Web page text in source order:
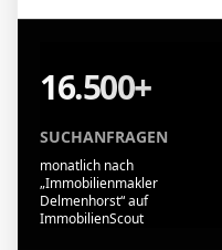
16.500+
SUCHANFRAGEN
monatlich nach
„Immobilienmakler
Delmenhorst“ auf
ImmobilienScout